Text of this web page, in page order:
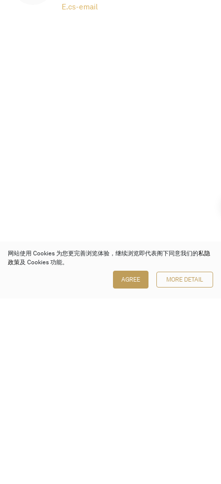
E.cs-email
网站使用 Cookies 为您更完善浏览体验，继续浏览即代表阁下同意我们的私隐
政策及 Cookies 功能。
AGREE MORE DETAIL